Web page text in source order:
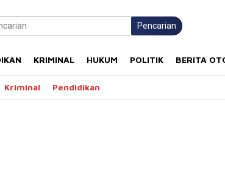
Pencarian
KRIMINAL HUKUM POLITIK BERITA
Kriminal Pendidikan